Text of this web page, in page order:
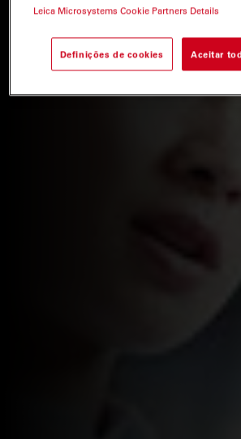
Leica Microsystems Cookie Partners Details
Definições de cookies Aceitar